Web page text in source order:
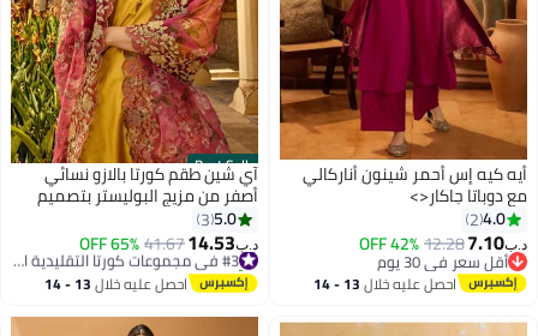
أيه كيه إس أحمر شينون أناركالي
مع دوباتا جاكار<>
4.0
2
د.ب‏7.10
12.28
42% OFF
أقل سعر في 30 يوم
أقل سعر في 30 يوماحصل عليه خلال 13 - 14
Best Seller
آي شين طقم كورتا بالازو نسائي
أصفر من مزيج البوليستر بتصميم
ذاتي كامل الطول
5.0
3
د.ب‏14.53
41.67
65% OFF تم بيع +10 مؤخرًا
احصل عليه خلال 13 - 14